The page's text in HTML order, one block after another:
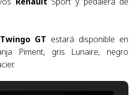
Twingo GT estará disponible en
Piment, gris Lunaire, negro